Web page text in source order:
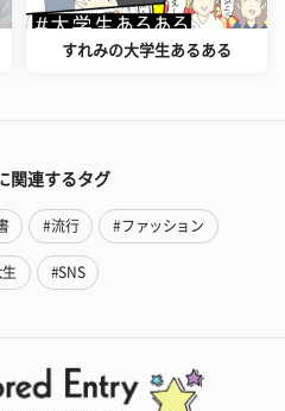
すれみの大学生あるある
関連するタグ
#流行 #ファッション
#SNS